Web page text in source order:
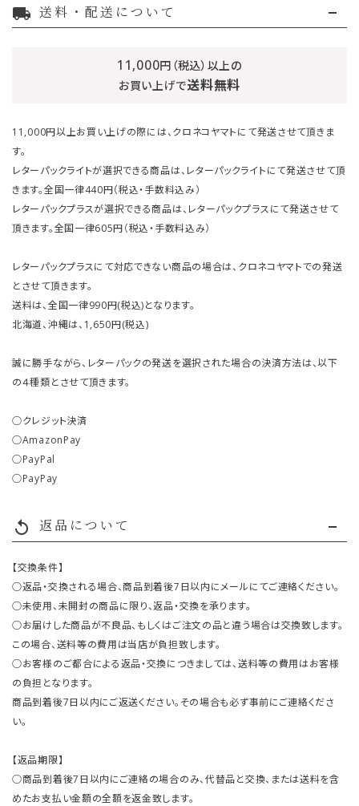
local_shipping 送料・配送について
11,000円（税込）以上の
お買い上げで送料無料
11,000円以上お買い上げの際には、クロネコヤマトにて発送させて頂きま
す。
レターパックライトが選択できる商品は、レターパックライトにて発送させて頂
きます。全国一律440円（税込・手数料込み）
レターパックプラスが選択できる商品は、レターパックプラスにて発送させて
頂きます。全国一律605円（税込・手数料込み）
レターパックプラスにて対応できない商品の場合は、クロネコヤマトでの発送
とさせて頂きます。
送料は、全国一律990円(税込)となります。
北海道、沖縄は、1,650円(税込)
誠に勝手ながら、レターパックの発送を選択された場合の決済方法は、以下
の４種類とさせて頂きます。
○クレジット決済
○AmazonPay
○PayPal
○PayPay
replay 返品について
【交換条件】
○返品・交換される場合、商品到着後7日以内にメールにてご連絡ください。
○未使用、未開封の商品に限り、返品・交換を承ります。
○お届けした商品が不良品、もしくはご注文の品と違う場合は交換致します。
この場合、送料等の費用は当店が負担致します。
○お客様のご都合による返品・交換につきましては、送料等の費用はお客様
の負担となります。
商品到着後7日以内にご返送ください。その場合も必ず事前にご連絡くださ
い。
【返品期限】
○商品到着後7日以内にご連絡の場合のみ、代替品と交換、または送料を含
めたお支払い金額の全額を返金致します。